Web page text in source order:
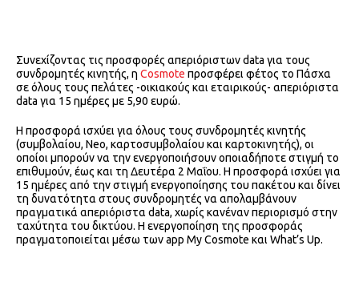
Συνεχίζοντας τις προσφορές απεριόριστων data για τους
συνδρομητές κινητής, η Cosmote προσφέρει φέτος το Πάσχα
σε όλους τους πελάτες -οικιακούς και εταιρικούς- απεριόριστα
data για 15 ημέρες με 5,90 ευρώ.
Η προσφορά ισχύει για όλους τους συνδρομητές κινητής
(συμβολαίου, Neo, καρτοσυμβολαίου και καρτοκινητής), οι
οποίοι μπορούν να την ενεργοποιήσουν οποιαδήποτε στιγμή το
επιθυμούν, έως και τη Δευτέρα 2 Μαΐου. Η προσφορά ισχύει για
15 ημέρες από την στιγμή ενεργοποίησης του πακέτου και δίνει
τη δυνατότητα στους συνδρομητές να απολαμβάνουν
πραγματικά απεριόριστα data, χωρίς κανέναν περιορισμό στην
ταχύτητα του δικτύου. Η ενεργοποίηση της προσφοράς
πραγματοποιείται μέσω των app My Cosmote και What’s Up.